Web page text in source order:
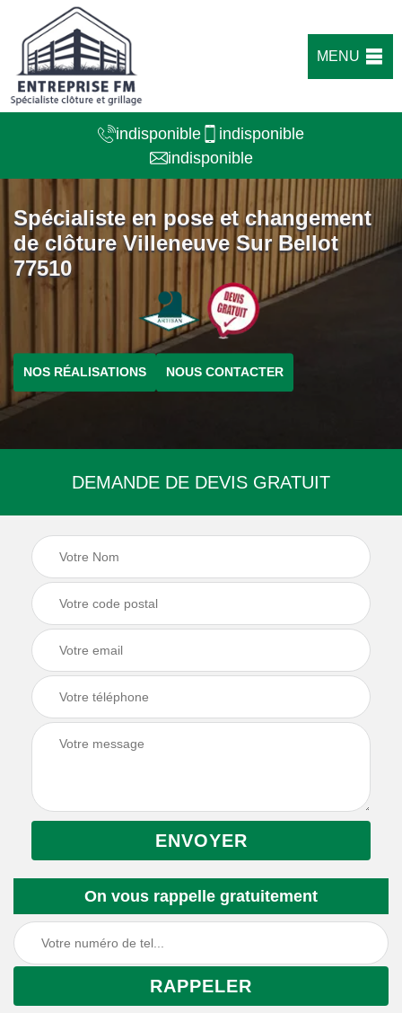
MENU
indisponible
indisponible
indisponible
Spécialiste en pose et changement
de clôture Villeneuve Sur Bellot
77510
NOS RÉALISATIONS NOUS CONTACTER
DEMANDE DE DEVIS GRATUIT
On vous rappelle gratuitement